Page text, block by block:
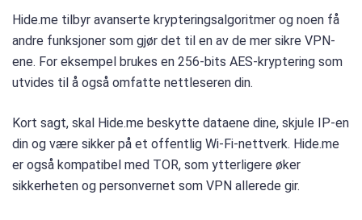
Hide.me tilbyr avanserte krypteringsalgoritmer og noen få
andre funksjoner som gjør det til en av de mer sikre VPN-
ene. For eksempel brukes en 256-bits AES-kryptering som
utvides til å også omfatte nettleseren din.
Kort sagt, skal Hide.me beskytte dataene dine, skjule IP-en
din og være sikker på et offentlig Wi-Fi-nettverk. Hide.me
er også kompatibel med TOR, som ytterligere øker
sikkerheten og personvernet som VPN allerede gir.